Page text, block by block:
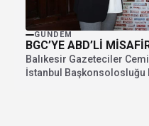
GÜNDEM
BGC’YE ABD’Lİ
Balıkesir Gazeteciler
İstanbul Başkonsolosluğu